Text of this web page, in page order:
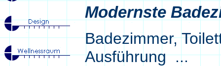
Modernste
Badezimmer,
Ausführung ...